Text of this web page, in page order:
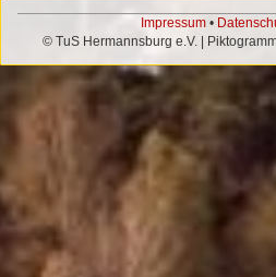
Impressum •
© TuS Hermannsburg e.V. |